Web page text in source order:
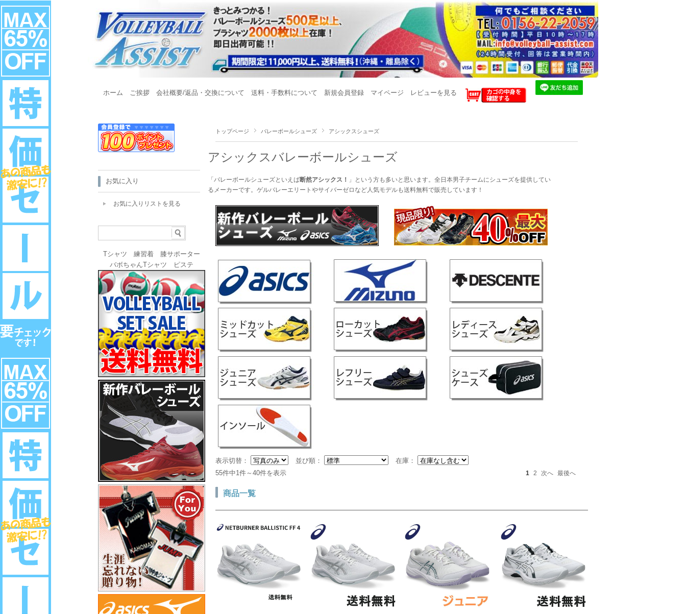
ホーム ご挨拶 会社概要/返品・交換について 送料・手数料について 新規会員登録 マイページ レビューを見る
トップページ バレーボールシューズ アシックスシューズ
アシックスバレーボールシューズ
「バレーボールシューズといえば断然アシックス！
」という方も多いと思います。全日本男子チームにシューズを提供してい
るメーカーです。ゲルバレーエリートやサイバーゼロなど人気モデルも送料無料で販売しています！
表示切替： 並び順：
在庫：
55件中1件～40件を表示
1 2 次へ 最後へ
商品一覧
お気に入り
お気に入りリストを見る
Tシャツ 練習着
膝サポーター
バボちゃんTシャツ
ピステ